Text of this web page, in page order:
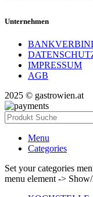
Unternehmen
IMPRESSUM
AGB
2025 © gastrowien.at
Menu
Categories
Set your categories
menu element ->